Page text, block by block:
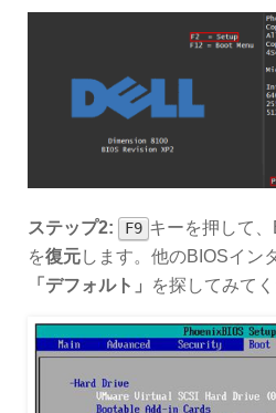
ステップ2: F9 キーを押して
を復元します。他のBIOSイン
「デフォルト」
を探してみてく